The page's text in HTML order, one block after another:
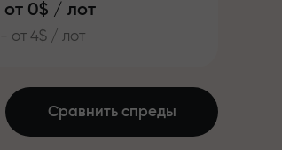
0$ / лот
от 4$ / лот
Сравнить спреды